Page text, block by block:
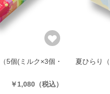
（5個(ミルク×3個・
￥1,080 （税込）
夏ひらり